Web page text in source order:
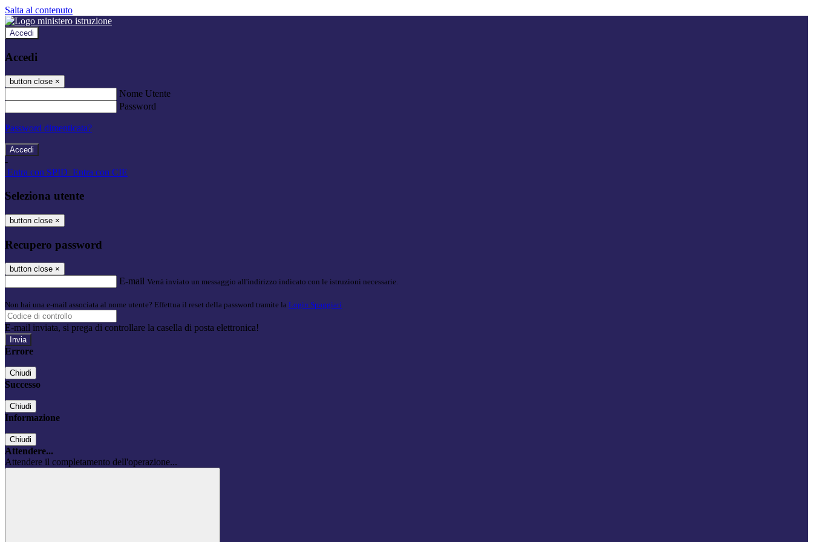
Salta al contenuto
Accedi
Accedi
button close ×
Nome Utente
Password
Password dimenticata?
-
Entra con SPID Entra con CIE
Seleziona utente
button close ×
Recupero password
button close ×
E-mail Verrà inviato un messaggio all'indirizzo indicato con le istruzioni necessarie.
Non hai una e-mail associata al nome utente? Effettua il reset della password tramite la Login Spaggiari
E-mail inviata, si prega di controllare la casella di posta elettronica!
Errore
Chiudi
Successo
Chiudi
Informazione
Chiudi
Attendere...
Attendere il completamento dell'operazione...